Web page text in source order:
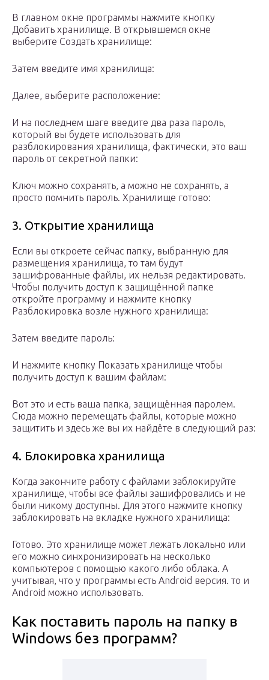
В главном окне программы нажмите кнопку
Добавить хранилище. В открывшемся окне
выберите Создать хранилище:
Затем введите имя хранилища:
Далее, выберите расположение:
И на последнем шаге введите два раза пароль,
который вы будете использовать для
разблокирования хранилища, фактически, это ваш
пароль от секретной папки:
Ключ можно сохранять, а можно не сохранять, а
просто помнить пароль. Хранилище готово:
3. Открытие хранилища
Если вы откроете сейчас папку, выбранную для
размещения хранилища, то там будут
зашифрованные файлы, их нельзя редактировать.
Чтобы получить доступ к защищённой папке
откройте программу и нажмите кнопку
Разблокировка возле нужного хранилища:
Затем введите пароль:
И нажмите кнопку Показать хранилище чтобы
получить доступ к вашим файлам:
Вот это и есть ваша папка, защищённая паролем.
Сюда можно перемещать файлы, которые можно
защитить и здесь же вы их найдёте в следующий раз:
4. Блокировка хранилища
Когда закончите работу с файлами заблокируйте
хранилище, чтобы все файлы зашифровались и не
были никому доступны. Для этого нажмите кнопку
заблокировать на вкладке нужного хранилища:
Готово. Это хранилище может лежать локально или
его можно синхронизировать на несколько
компьютеров с помощью какого либо облака. А
учитывая, что у программы есть Android версия. то и
Android можно использовать.
Как поставить пароль на папку в
Windows без программ?